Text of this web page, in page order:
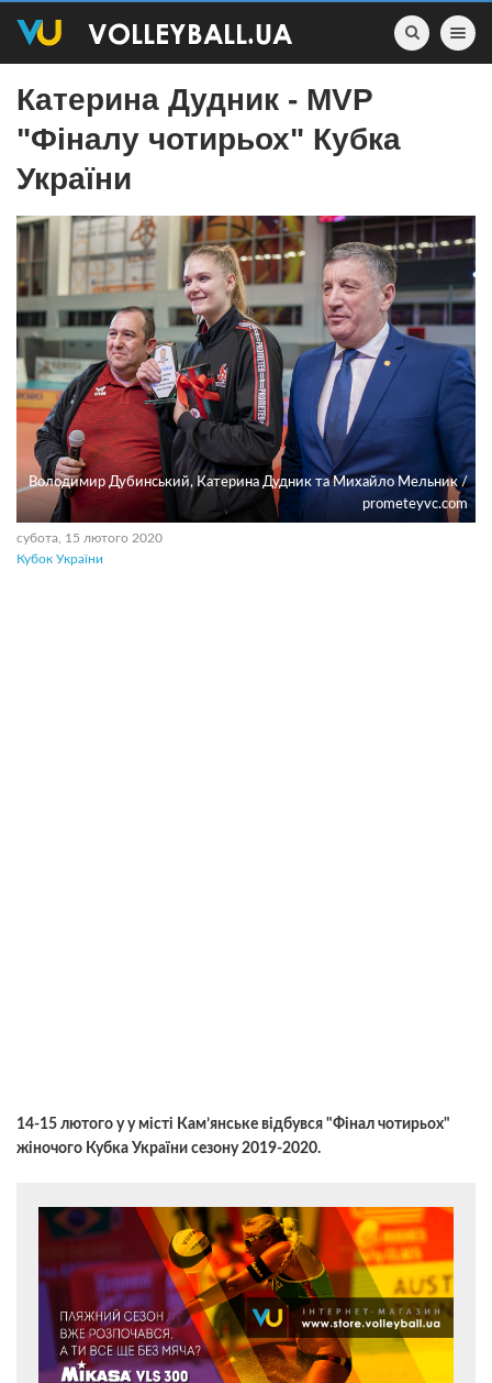
Toggle
Катерина Дудник - MVP
"Фіналу чотирьох" Кубка
України
Володимир Дубинський, Катерина Дудник та Михайло Мельник /
prometeyvc.com
субота, 15 лютого 2020
Кубок України
14-15 лютого у у місті Кам’янське відбувся "Фінал чотирьох"
жіночого Кубка України сезону 2019-2020.